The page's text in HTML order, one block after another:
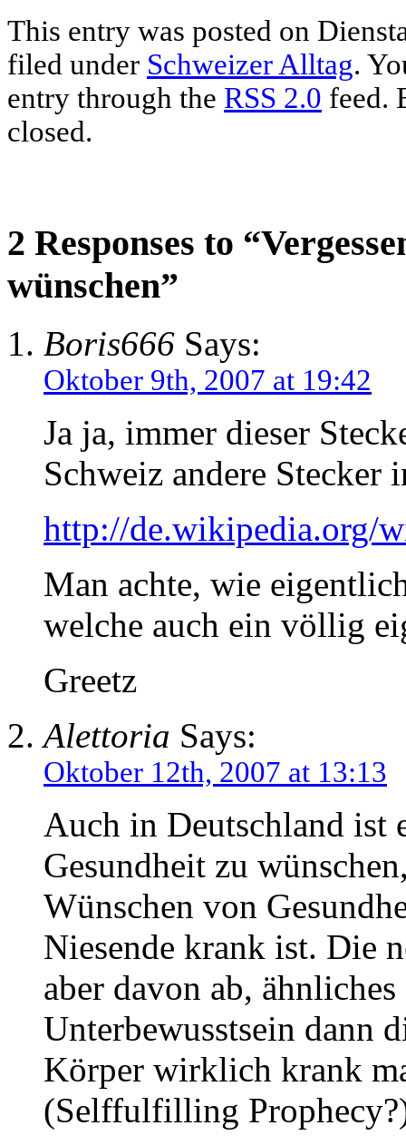
This entry was posted on
filed under Schweizer Alltag.
entry through the RSS 2.0 feed.
closed.
2 Responses to
wünschen”
Boris666 Says:
Oktober 9th, 2007 at 19:42
Ja ja, immer dieser
Schweiz andere Stecker
http://de.wikipedia.org/
Man achte, wie
welche auch ein völlig
Greetz
Alettoria Says:
Oktober 12th, 2007 at 13:13
Auch in Deutschland ist
Gesundheit zu
Wünschen von
Niesende krank ist. Die
aber davon ab,
Unterbewusstsein dann
Körper wirklich krank
(Selffulfilling